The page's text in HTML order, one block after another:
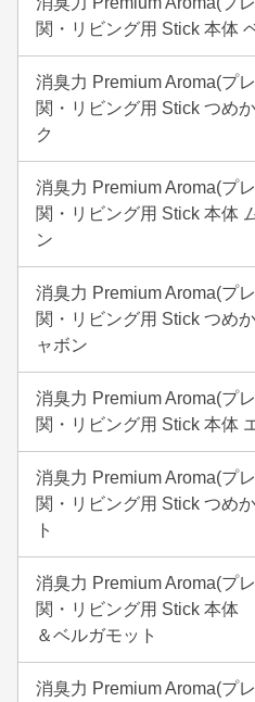
関・リビング用 Stick 本体
消臭力 Premium Aroma(プ
関・リビング用 Stick つめ
ク
消臭力 Premium Aroma(プ
関・リビング用 Stick 本体
ン
消臭力 Premium Aroma(プ
関・リビング用 Stick つめ
ャボン
消臭力 Premium Aroma(プ
関・リビング用 Stick 本体
消臭力 Premium Aroma(プ
関・リビング用 Stick つめ
ト
消臭力 Premium Aroma(プ
関・リビング用 Stick 本体
＆ベルガモット
消臭力 Premium Aroma(プ